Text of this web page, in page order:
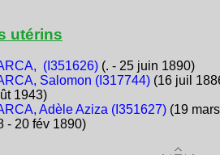
utérins
(I351626)(. - 25 juin 1890)
Salomon (I317744)(16 juil
1943)
Adèle Aziza (I351627)(19 mars
- 20 fév 1890)